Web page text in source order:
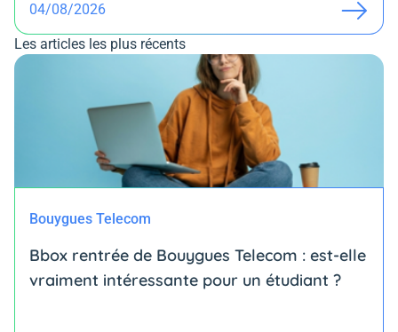
04/08/2026
Les articles les plus récents
Bouygues Telecom
Bbox rentrée de Bouygues Telecom : est-elle
vraiment intéressante pour un étudiant ?